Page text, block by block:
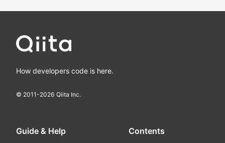
How developers code is here.
© 2011-2026 Qiita Inc.
Guide & Help Contents